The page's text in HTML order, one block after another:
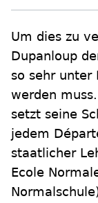
Um dies zu
Dupanloup
so sehr unter
werden
setzt seine
jedem
staatlicher
Ecole